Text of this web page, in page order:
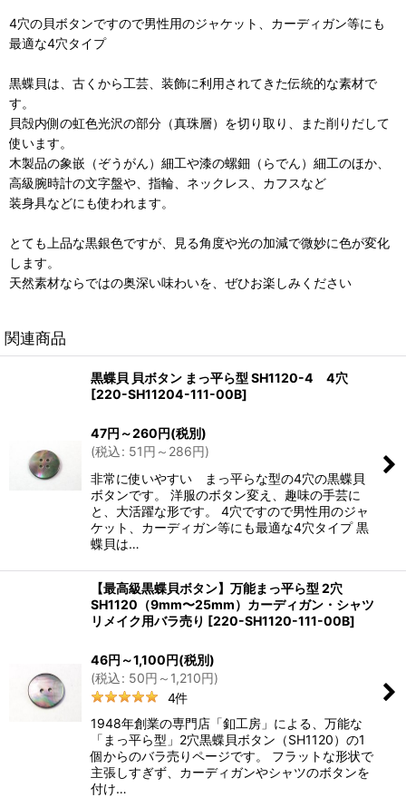
4穴の貝ボタンですので男性用のジャケット、カーディガン等にも
最適な4穴タイプ
黒蝶貝は、古くから工芸、装飾に利用されてきた伝統的な素材で
す。
貝殻内側の虹色光沢の部分（真珠層）を切り取り、また削りだして
使います。
木製品の象嵌（ぞうがん）細工や漆の螺鈿（らでん）細工のほか、
高級腕時計の文字盤や、指輪、ネックレス、カフスなど
装身具などにも使われます。
とても上品な黒銀色ですが、見る角度や光の加減で微妙に色が変化
します。
天然素材ならではの奥深い味わいを、ぜひお楽しみください
関連商品
黒蝶貝 貝ボタン まっ平ら型 SH1120-4 4穴
[220-SH11204-111-00B]
47円 ～260円(税別)
(税込: 51円 ～286円)
非常に使いやすい まっ平らな型の4穴の黒蝶貝
ボタンです。 洋服のボタン変え、趣味の手芸に
と、大活躍な形です。 4穴ですので男性用のジャ
ケット、カーディガン等にも最適な4穴タイプ 黒
蝶貝は…
【最高級黒蝶貝ボタン】万能まっ平ら型 2穴
SH1120（9mm〜25mm）カーディガン・シャツ
リメイク用バラ売り [220-SH1120-111-00B]
46円 ～1,100円(税別)
(税込: 50円 ～1,210円)
4件
1948年創業の専門店「釦工房」による、万能な
「まっ平ら型」2穴黒蝶貝ボタン（SH1120）の1
個からのバラ売りページです。 フラットな形状で
主張しすぎず、カーディガンやシャツのボタンを
付け…